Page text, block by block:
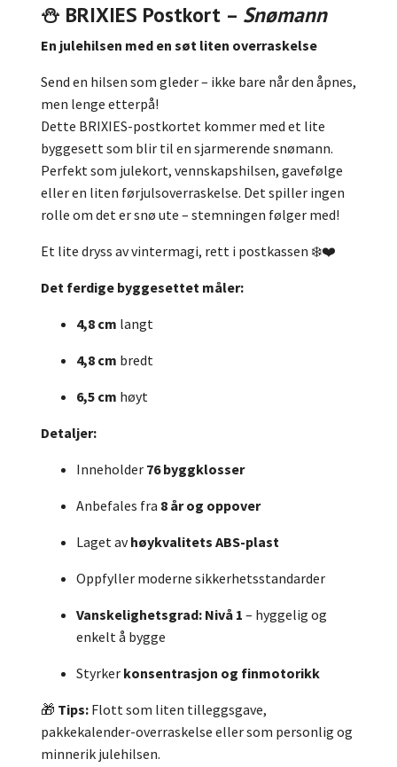
⛄️ BRIXIES Postkort – Snømann
En julehilsen med en søt liten overraskelse
Send en hilsen som gleder – ikke bare når den åpnes,
men lenge etterpå!
Dette BRIXIES-postkortet kommer med et lite
byggesett som blir til en sjarmerende snømann.
Perfekt som julekort, vennskapshilsen, gavefølge
eller en liten førjulsoverraskelse. Det spiller ingen
rolle om det er snø ute – stemningen følger med!
Et lite dryss av vintermagi, rett i postkassen ❄️❤️
Det ferdige byggesettet måler:
4,8 cm langt
4,8 cm bredt
6,5 cm høyt
Detaljer:
Inneholder 76 byggklosser
Anbefales fra 8 år og oppover
Laget avhøykvalitets ABS-plast
Oppfyller moderne sikkerhetsstandarder
Vanskelighetsgrad: Nivå 1 – hyggelig og
enkelt å bygge
Styrker konsentrasjon og finmotorikk
🎁 Tips: Flott som liten tilleggsgave,
pakkekalender-overraskelse eller som personlig og
minnerik julehilsen.